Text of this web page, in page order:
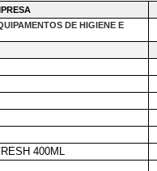
DE HIGIENE E
400ML